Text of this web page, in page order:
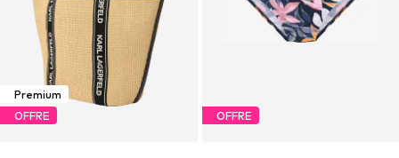
Premium
OFFRE
OFFRE